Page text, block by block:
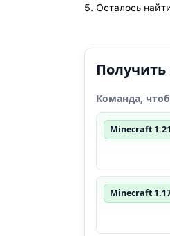
5. Осталось
Получить
Команда,
Minecraft
Minecraft